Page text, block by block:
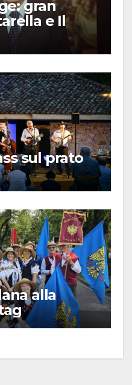
gran
e Il
sul prato
alla